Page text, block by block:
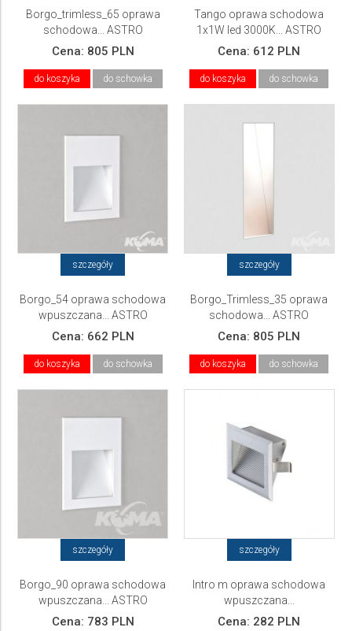
Borgo_trimless_65 oprawa
schodowa... ASTRO
Cena: 805 PLN
do koszyka do schowka
Tango oprawa schodowa
1x1W led 3000K... ASTRO
Cena: 612 PLN
do koszyka do schowka
szczegóły
Borgo_54 oprawa schodowa
wpuszczana... ASTRO
Cena: 662 PLN
do koszyka do schowka
szczegóły
Borgo_Trimless_35 oprawa
schodowa... ASTRO
Cena: 805 PLN
do koszyka do schowka
szczegóły
Borgo_90 oprawa schodowa
wpuszczana... ASTRO
Cena: 783 PLN
szczegóły
Intro m oprawa schodowa
wpuszczana...
Cena: 282 PLN